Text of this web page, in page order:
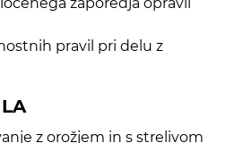
pravil pri delu z
z orožjem in s strelivom